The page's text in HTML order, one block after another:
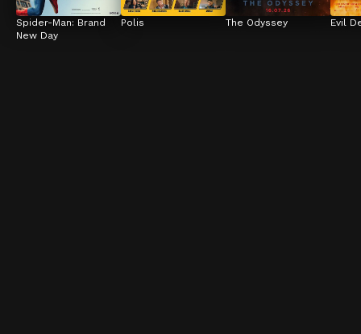
Spider-Man: Brand
New Day
Polis The Odyssey Evil